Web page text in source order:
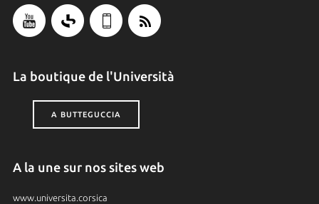
La boutique de l'Università
A BUTTEGUCCIA
A la une sur nos sites web
www.universita.corsica